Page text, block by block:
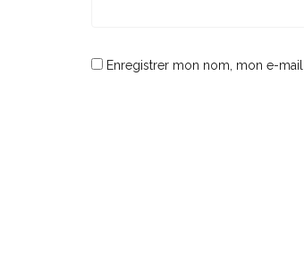
Enregistrer mon nom, mon e-